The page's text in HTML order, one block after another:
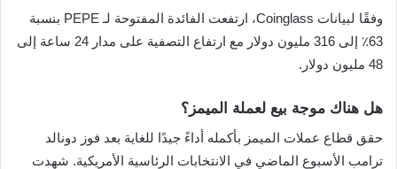
وفقًا لبيانات Coinglass، ارتفعت الفائدة المفتوحة لـ PEPE بنسبة
63٪ إلى 316 مليون دولار مع ارتفاع التصفية على مدار 24 ساعة إلى
48 مليون دولار.
هل هناك موجة بيع لعملة الميمز؟
حقق قطاع عملات الميمز بأكمله أداءً جيدًا للغاية بعد فوز دونالد
ترامب الأسبوع الماضي في الانتخابات الرئاسية الأمريكية. شهدت